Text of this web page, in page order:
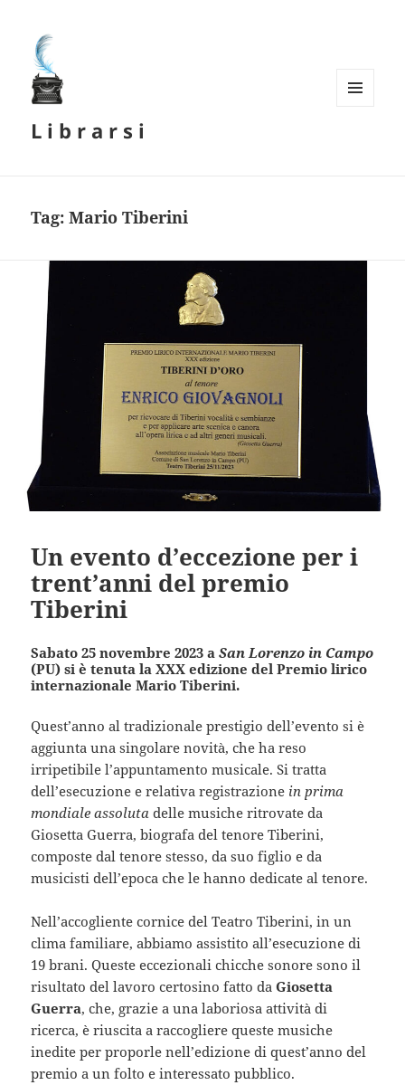
L i b r a r s i
Tag:Mario Tiberini
Un evento d’eccezione per i
trent’anni del premio
Tiberini
Sabato 25 novembre 2023 aSan Lorenzo in Campo
(PU) si è tenuta la XXX edizione del Premio lirico
internazionale Mario Tiberini.
Quest’anno al tradizionale prestigio dell’evento si è
aggiunta una singolare novità, che ha reso
irripetibile l’appuntamento musicale. Si tratta
dell’esecuzione e relativa registrazione in prima
mondiale assoluta delle musiche ritrovate da
Giosetta Guerra, biografa del tenore Tiberini,
composte dal tenore stesso, da suo figlio e da
musicisti dell’epoca che le hanno dedicate al tenore.
Nell’accogliente cornice del Teatro Tiberini, in un
clima familiare, abbiamo assistito all’esecuzione di
19 brani. Queste eccezionali chicche sonore sono il
risultato del lavoro certosino fatto daGiosetta
Guerra, che, grazie a una laboriosa attività di
ricerca, è riuscita a raccogliere queste musiche
inedite per proporle nell’edizione di quest’anno del
premio a un folto e interessato pubblico.